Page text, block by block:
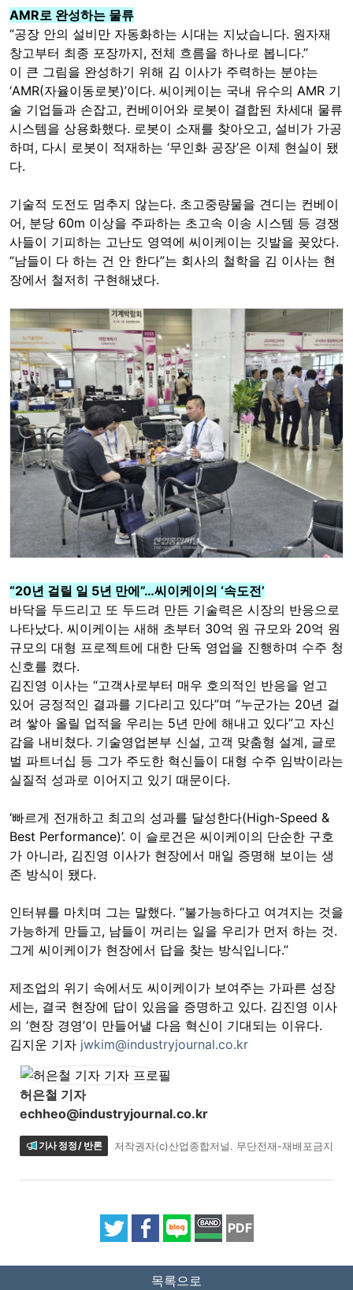
AMR로 완성하는 물류
“공장 안의 설비만 자동화하는 시대는 지났습니다. 원자재
창고부터 최종 포장까지, 전체 흐름을 하나로 봅니다.”
이 큰 그림을 완성하기 위해 김 이사가 주력하는 분야는
‘AMR(자율이동로봇)’이다. 씨이케이는 국내 유수의 AMR 기
술 기업들과 손잡고, 컨베이어와 로봇이 결합된 차세대 물류
시스템을 상용화했다. 로봇이 소재를 찾아오고, 설비가 가공
하며, 다시 로봇이 적재하는 ‘무인화 공장’은 이제 현실이 됐
다.
기술적 도전도 멈추지 않는다. 초고중량물을 견디는 컨베이
어, 분당 60m 이상을 주파하는 초고속 이송 시스템 등 경쟁
사들이 기피하는 고난도 영역에 씨이케이는 깃발을 꽂았다.
“남들이 다 하는 건 안 한다”는 회사의 철학을 김 이사는 현
장에서 철저히 구현해냈다.
“20년 걸릴 일 5년 만에”…씨이케이의 ‘속도전’
바닥을 두드리고 또 두드려 만든 기술력은 시장의 반응으로
나타났다. 씨이케이는 새해 초부터 30억 원 규모와 20억 원
규모의 대형 프로젝트에 대한 단독 영업을 진행하며 수주 청
신호를 켰다.
김진영 이사는 “고객사로부터 매우 호의적인 반응을 얻고
있어 긍정적인 결과를 기다리고 있다”며 “누군가는 20년 걸
려 쌓아 올릴 업적을 우리는 5년 만에 해내고 있다”고 자신
감을 내비쳤다. 기술영업본부 신설, 고객 맞춤형 설계, 글로
벌 파트너십 등 그가 주도한 혁신들이 대형 수주 임박이라는
실질적 성과로 이어지고 있기 때문이다.
‘빠르게 전개하고 최고의 성과를 달성한다(High-Speed &
Best Performance)’. 이 슬로건은 씨이케이의 단순한 구호
가 아니라, 김진영 이사가 현장에서 매일 증명해 보이는 생
존 방식이 됐다.
인터뷰를 마치며 그는 말했다. “불가능하다고 여겨지는 것을
가능하게 만들고, 남들이 꺼리는 일을 우리가 먼저 하는 것.
그게 씨이케이가 현장에서 답을 찾는 방식입니다.”
제조업의 위기 속에서도 씨이케이가 보여주는 가파른 성장
세는, 결국 현장에 답이 있음을 증명하고 있다. 김진영 이사
의 ‘현장 경영’이 만들어낼 다음 혁신이 기대되는 이유다.
김지운 기자 jwkim@industryjournal.co.kr
허은철 기자
echheo@industryjournal.co.kr
기사 정정 / 반론 저작권자(c)산업종합저널. 무단전재-재배포금지
PDF
목록으로